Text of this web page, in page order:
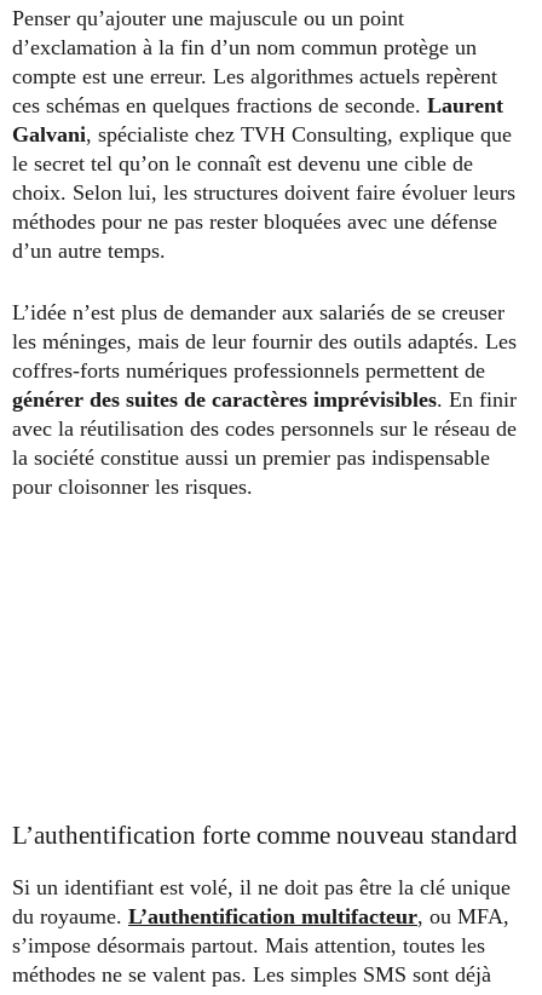
Penser qu’ajouter une majuscule ou un point
d’exclamation à la fin d’un nom commun protège un
compte est une erreur. Les algorithmes actuels repèrent
ces schémas en quelques fractions de seconde. Laurent
Galvani, spécialiste chez TVH Consulting, explique que
le secret tel qu’on le connaît est devenu une cible de
choix. Selon lui, les structures doivent faire évoluer leurs
méthodes pour ne pas rester bloquées avec une défense
d’un autre temps.
L’idée n’est plus de demander aux salariés de se creuser
les méninges, mais de leur fournir des outils adaptés. Les
coffres-forts numériques professionnels permettent de
générer des suites de caractères imprévisibles. En finir
avec la réutilisation des codes personnels sur le réseau de
la société constitue aussi un premier pas indispensable
pour cloisonner les risques.
L’authentification forte comme nouveau standard
Si un identifiant est volé, il ne doit pas être la clé unique
du royaume. L’authentification multifacteur, ou MFA,
s’impose désormais partout. Mais attention, toutes les
méthodes ne se valent pas. Les simples SMS sont déjà